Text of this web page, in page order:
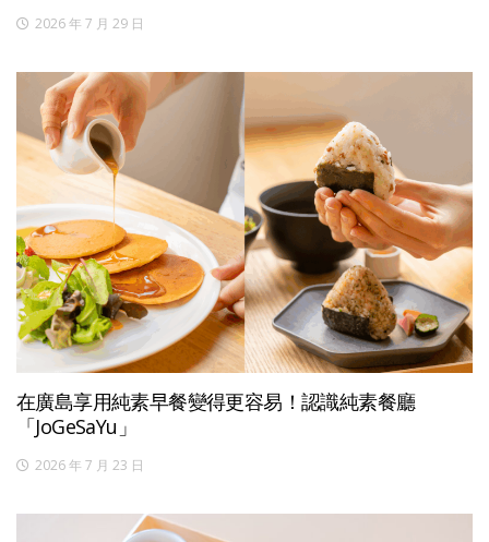
2026 年 7 月 29 日
在廣島享用純素早餐變得更容易！認識純素餐廳
「JoGeSaYu」
2026 年 7 月 23 日